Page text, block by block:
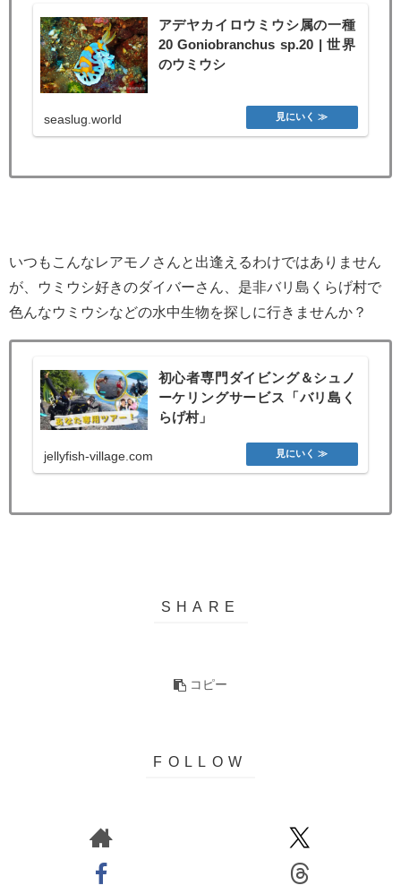
アデヤカイロウミウシ属の一種
20 Goniobranchus sp.20 | 世界
のウミウシ
seaslug.world
いつもこんなレアモノさんと出逢えるわけではありません
が、ウミウシ好きのダイバーさん、是非バリ島くらげ村で
色んなウミウシなどの水中生物を探しに行きませんか？
初心者専門ダイビング＆シュノ
ーケリングサービス「バリ島く
らげ村」
jellyfish-village.com
コピー